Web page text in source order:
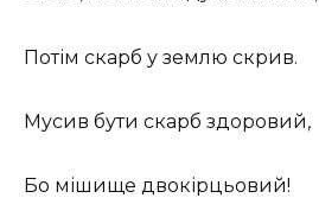
Потім скарб у землю скрив.
Мусив бути скарб здоровий,
Бо мішище двокірцьовий!